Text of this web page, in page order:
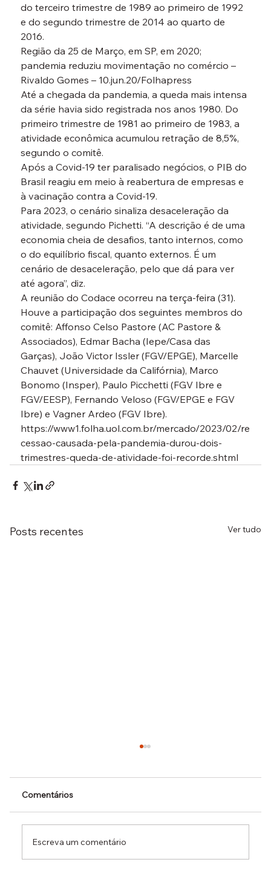
do terceiro trimestre de 1989 ao primeiro de 1992
e do segundo trimestre de 2014 ao quarto de
2016.
Região da 25 de Março, em SP, em 2020;
pandemia reduziu movimentação no comércio –
Rivaldo Gomes – 10.jun.20/Folhapress
Até a chegada da pandemia, a queda mais intensa
da série havia sido registrada nos anos 1980. Do
primeiro trimestre de 1981 ao primeiro de 1983, a
atividade econômica acumulou retração de 8,5%,
segundo o comitê.
Após a Covid-19 ter paralisado negócios, o PIB do
Brasil reagiu em meio à reabertura de empresas e
à vacinação contra a Covid-19.
Para 2023, o cenário sinaliza desaceleração da
atividade, segundo Pichetti. “A descrição é de uma
economia cheia de desafios, tanto internos, como
o do equilíbrio fiscal, quanto externos. É um
cenário de desaceleração, pelo que dá para ver
até agora”, diz.
A reunião do Codace ocorreu na terça-feira (31).
Houve a participação dos seguintes membros do
comitê: Affonso Celso Pastore (AC Pastore &
Associados), Edmar Bacha (Iepe/Casa das
Garças), João Victor Issler (FGV/EPGE), Marcelle
Chauvet (Universidade da Califórnia), Marco
Bonomo (Insper), Paulo Picchetti (FGV Ibre e
FGV/EESP), Fernando Veloso (FGV/EPGE e FGV
Ibre) e Vagner Ardeo (FGV Ibre).
https://www1.folha.uol.com.br/mercado/2023/02/re
cessao-causada-pela-pandemia-durou-dois-
trimestres-queda-de-atividade-foi-recorde.shtml
Posts recentes Ver tudo
Comentários
Escreva um comentário